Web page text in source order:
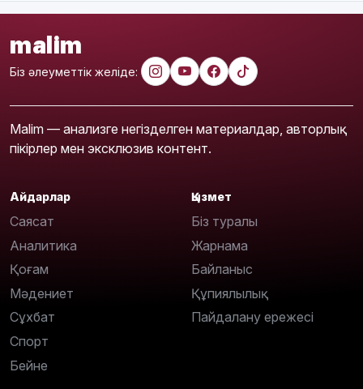
malim
Біз әлеуметтік желіде:
Malim — анализге негізделген материалдар, авторлық
пікірлер мен эксклюзив контент.
Айдарлар
Саясат
Аналитика
Қоғам
Мәдениет
Сұхбат
Спорт
Бейне
Қызмет
Біз туралы
Жарнама
Байланыс
Құпиялылық
Пайдалану ережесі